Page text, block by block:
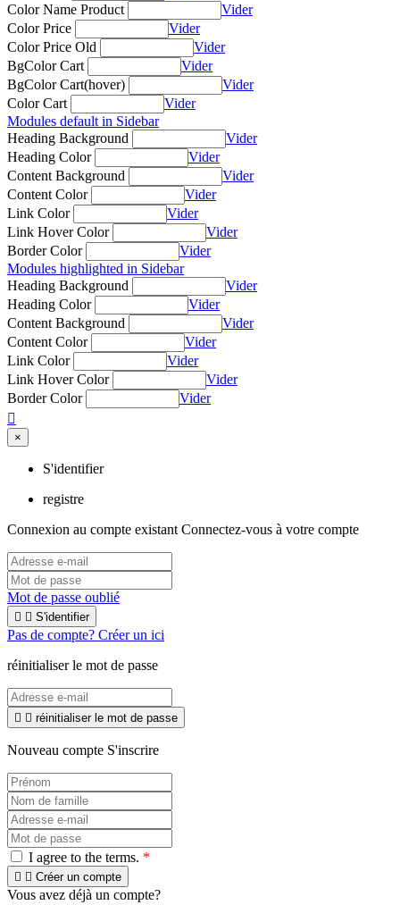
Color Name Product
Vider
Color Price
Vider
Color Price Old
Vider
BgColor Cart
Vider
BgColor Cart(hover)
Vider
Color Cart
Vider
Modules default in Sidebar
Heading Background
Vider
Heading Color
Vider
Content Background
Vider
Content Color
Vider
Link Color
Vider
Link Hover Color
Vider
Border Color
Vider
Modules highlighted in Sidebar
Heading Background
Vider
Heading Color
Vider
Content Background
Vider
Content Color
Vider
Link Color
Vider
Link Hover Color
Vider
Border Color
Vider

×
S'identifier
registre
Connexion au compte existant Connectez-vous à votre compte
Mot de passe oublié
  S'identifier
Pas de compte? Créer un ici
réinitialiser le mot de passe
  réinitialiser le mot de passe
Nouveau compte S'inscrire
I agree to the terms. *
  Créer un compte
Vous avez déjà un compte?